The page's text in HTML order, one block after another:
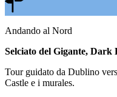
Andando al Nord
Selciato del Gigante, Dark
Tour guidato da Dublino
Castle e i murales.